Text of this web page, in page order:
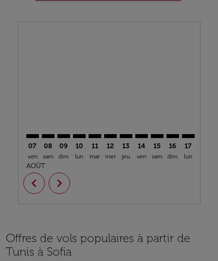
07
ven
AOÛT
08
sam
09
dim
10
lun
11
mar
12
mer
13
jeu
14
ven
15
sam
16
dim
17
lun
chevron_left chevron_right
Offres de vols populaires à partir de
Tunis à Sofia